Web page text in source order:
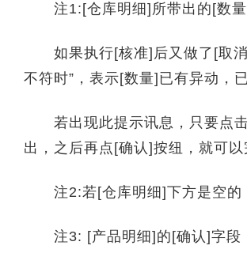
注1:[仓库明细]所带出的[数量]
如果执行[核准]后又做了[取消
不符时”，表示[数量]已有异动，
若出现此提示讯息，只要点击[
出，之后再点[确认]按纽，就可
注2:若[仓库明细]下方是空的，
注3: [产品明细]的[确认]字段，